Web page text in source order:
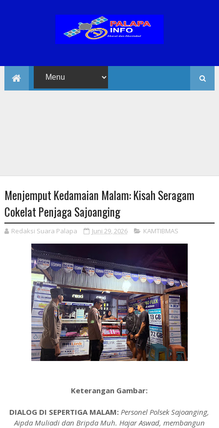
Menjemput Kedamaian Malam: Kisah Seragam
Cokelat Penjaga Sajoanging
Redaksi Suara Palapa Juni 29, 2026 KAMTIBMAS
Keterangan Gambar:
DIALOG DI SEPERTIGA MALAM: Personel Polsek Sajoanging,
Aipda Muliadi dan Bripda Muh. Hajar Aswad, membangun